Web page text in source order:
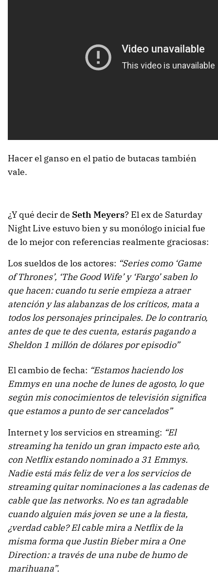
Hacer el ganso en el patio de butacas también
vale.
¿Y qué decir de Seth Meyers? El ex de Saturday
Night Live estuvo bien y su monólogo inicial fue
de lo mejor con referencias realmente graciosas:
Los sueldos de los actores: “Series como ‘Game
of Thrones’, ‘The Good Wife’ y ‘Fargo’ saben lo
que hacen: cuando tu serie empieza a atraer
atención y las alabanzas de los críticos, mata a
todos los personajes principales. De lo contrario,
antes de que te des cuenta, estarás pagando a
Sheldon 1 millón de dólares por episodio”
El cambio de fecha: “Estamos haciendo los
Emmys en una noche de lunes de agosto, lo que
según mis conocimientos de televisión significa
que estamos a punto de ser cancelados”
Internet y los servicios en streaming: “El
streaming ha tenido un gran impacto este año,
con Netflix estando nominado a 31 Emmys.
Nadie está más feliz de ver a los servicios de
streaming quitar nominaciones a las cadenas de
cable que las networks. No es tan agradable
cuando alguien más joven se une a la fiesta,
¿verdad cable? El cable mira a Netflix de la
misma forma que Justin Bieber mira a One
Direction: a través de una nube de humo de
marihuana”.